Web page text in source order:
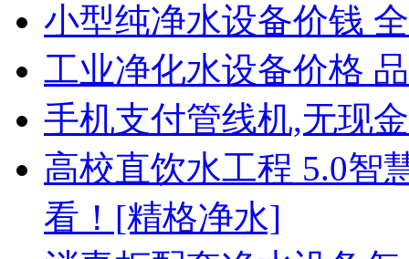
小型纯净水设备价钱
工业净化水设备价格
手机支付管线机,无现
高校直饮水工程 5.0智
看！[精格净水]